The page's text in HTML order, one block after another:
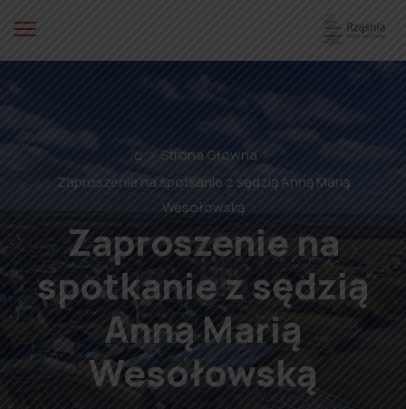
⌂
Strona Główna
Zaproszenie na spotkanie z sędzią Anną Marią
Wesołowską
Zaproszenie na
spotkanie z sędzią
Anną Marią
Wesołowską